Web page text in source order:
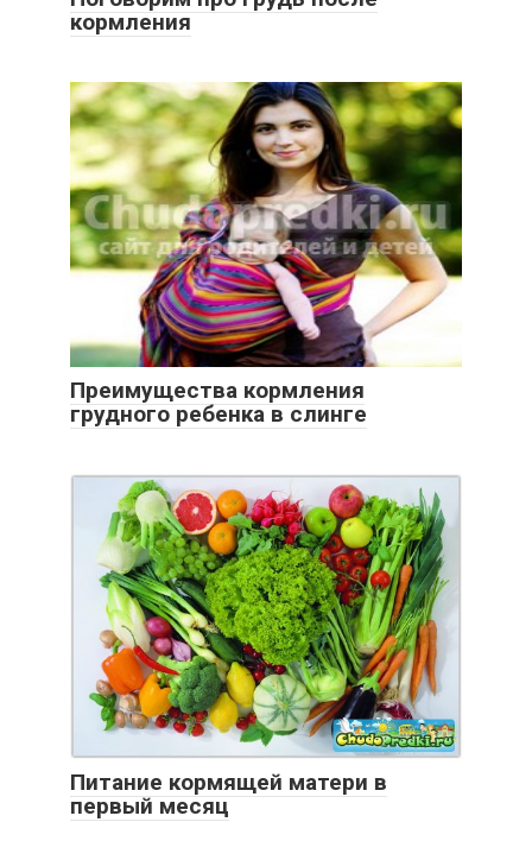
кормления
Преимущества кормления
грудного ребенка в слинге
Питание кормящей матери в
первый месяц